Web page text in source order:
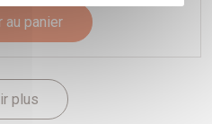
au panier
plus